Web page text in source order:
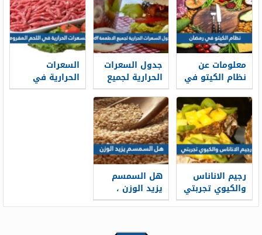
معلومات عن
نظام الكيتو في
رمضان 2026
جدول السعرات
الحرارية لجميع
الاطعمة pdf
السعرات
الحرارية في
اللحم المفروم
رجيم الاناناس
والكيوي تجربتي
هل السمسم
يزيد الوزن ،
تجربتي مع